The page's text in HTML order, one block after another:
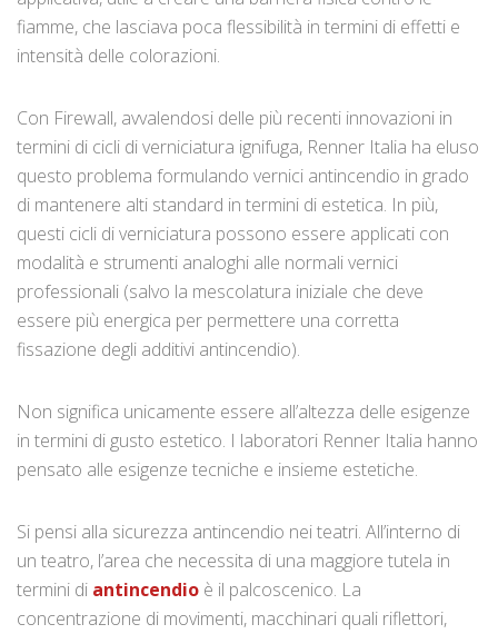
fiamme, che lasciava poca flessibilità in termini di effetti e
intensità delle colorazioni.
Con Firewall, avvalendosi delle più recenti innovazioni in
termini di cicli di verniciatura ignifuga, Renner Italia ha eluso
questo problema formulando vernici antincendio in grado
di mantenere alti standard in termini di estetica. In più,
questi cicli di verniciatura possono essere applicati con
modalità e strumenti analoghi alle normali vernici
professionali (salvo la mescolatura iniziale che deve
essere più energica per permettere una corretta
fissazione degli additivi antincendio).
Non significa unicamente essere all’altezza delle esigenze
in termini di gusto estetico. I laboratori Renner Italia hanno
pensato alle esigenze tecniche e insieme estetiche.
Si pensi alla sicurezza antincendio nei teatri. All’interno di
un teatro, l’area che necessita di una maggiore tutela in
termini di antincendio è il palcoscenico. La
concentrazione di movimenti, macchinari quali riflettori,